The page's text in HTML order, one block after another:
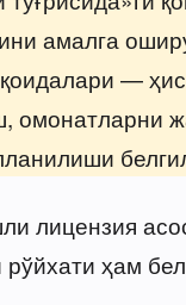
амалга
—
омонатларни
лицензия
ҳам